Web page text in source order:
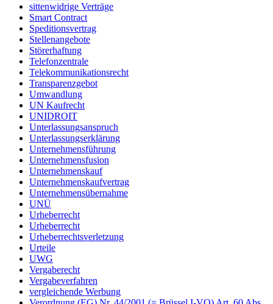
sittenwidrige Verträge
Smart Contract
Speditionsvertrag
Stellenangebote
Störerhaftung
Telefonzentrale
Telekommunikationsrecht
Transparenzgebot
Umwandlung
UN Kaufrecht
UNIDROIT
Unterlassungsanspruch
Unterlassungserklärung
Unternehmensführung
Unternehmensfusion
Unternehmenskauf
Unternehmenskaufvertrag
Unternehmensübernahme
UNÜ
Urheberrecht
Urheberrecht
Urheberrechtsverletzung
Urteile
UWG
Vergaberecht
Vergabeverfahren
vergleichende Werbung